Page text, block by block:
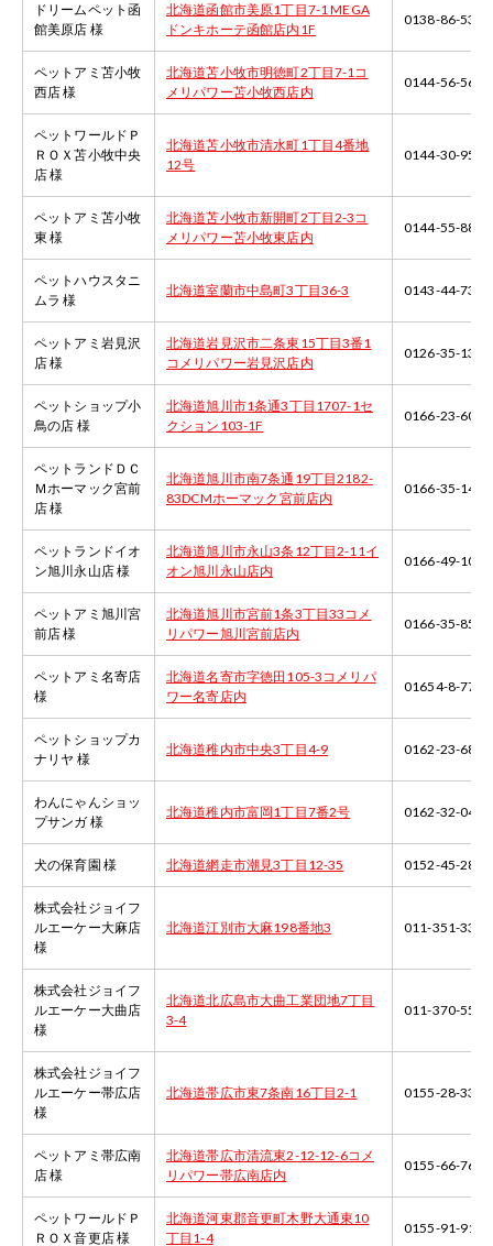
ドリームペット函
館美原店 様
北海道函館市美原1丁目7-1 MEGA
ドンキホーテ函館店内1F
0138-86-5307
ペットアミ苫小牧
西店 様
北海道苫小牧市明徳町2丁目7-1コ
メリパワー苫小牧西店内
0144-56-5605
ペットワールドＰ
ＲＯＸ苫小牧中央
店 様
北海道苫小牧市清水町1丁目4番地
12号
0144-30-9500
ペットアミ苫小牧
東 様
北海道苫小牧市新開町2丁目2-3コ
メリパワー苫小牧東店内
0144-55-8820
ペットハウスタニ
ムラ 様
北海道室蘭市中島町3丁目36-3 0143-44-7341
ペットアミ岩見沢
店 様
北海道岩見沢市二条東15丁目3番1
コメリパワー岩見沢店内
0126-35-1311
ペットショップ小
鳥の店 様
北海道旭川市1条通3丁目1707-1セ
クション103-1F
0166-23-6002
ペットランドＤＣ
Ｍホーマック宮前
店 様
北海道旭川市南7条通19丁目2182-
83DCMホーマック宮前店内
0166-35-1411
ペットランドイオ
ン旭川永山店 様
北海道旭川市永山3条12丁目2-11イ
オン旭川永山店内
0166-49-1077
ペットアミ旭川宮
前店 様
北海道旭川市宮前1条3丁目33コメ
リパワー旭川宮前店内
0166-35-8501
ペットアミ名寄店
様
北海道名寄市字徳田105-3コメリパ
ワー名寄店内
01654-8-7725
ペットショップカ
ナリヤ 様
北海道稚内市中央3丁目4-9 0162-23-6852
わんにゃんショッ
プサンガ 様
北海道稚内市富岡1丁目7番2号 0162-32-0422
犬の保育園 様 北海道網走市潮見3丁目12-35 0152-45-2822
株式会社ジョイフ
ルエーケー大麻店
様
北海道江別市大麻198番地3 011-351-3333
株式会社ジョイフ
ルエーケー大曲店
様
北海道北広島市大曲工業団地7丁目
3-4
011-370-5555
株式会社ジョイフ
ルエーケー帯広店
様
北海道帯広市東7条南16丁目2-1 0155-28-3333
ペットアミ帯広南
店 様
北海道帯広市清流東2-12-12-6コメ
リパワー帯広南店内
0155-66-7644
ペットワールドＰ
ＲＯＸ音更店 様
北海道河東郡音更町木野大通東10
丁目1-4
0155-91-9150